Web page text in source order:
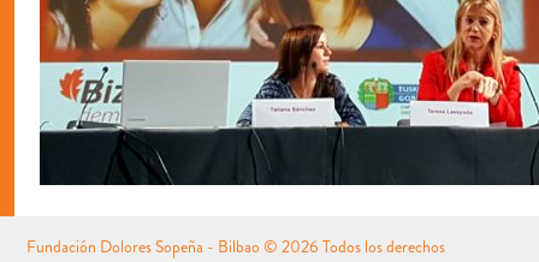
Fundación Dolores Sopeña - Bilbao © 2026 Todos los derechos